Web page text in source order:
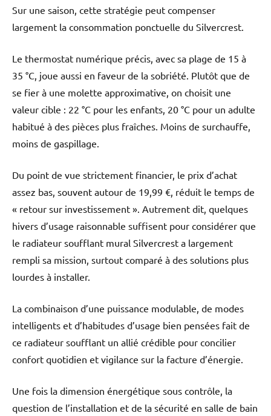
Sur une saison, cette stratégie peut compenser
largement la consommation ponctuelle du Silvercrest.
Le thermostat numérique précis, avec sa plage de 15 à
35 °C, joue aussi en faveur de la sobriété. Plutôt que de
se fier à une molette approximative, on choisit une
valeur cible : 22 °C pour les enfants, 20 °C pour un adulte
habitué à des pièces plus fraîches. Moins de surchauffe,
moins de gaspillage.
Du point de vue strictement financier, le prix d’achat
assez bas, souvent autour de 19,99 €, réduit le temps de
« retour sur investissement ». Autrement dit, quelques
hivers d’usage raisonnable suffisent pour considérer que
le radiateur soufflant mural Silvercrest a largement
rempli sa mission, surtout comparé à des solutions plus
lourdes à installer.
La combinaison d’une puissance modulable, de modes
intelligents et d’habitudes d’usage bien pensées fait de
ce radiateur soufflant un allié crédible pour concilier
confort quotidien et vigilance sur la facture d’énergie.
Une fois la dimension énergétique sous contrôle, la
question de l’installation et de la sécurité en salle de bain